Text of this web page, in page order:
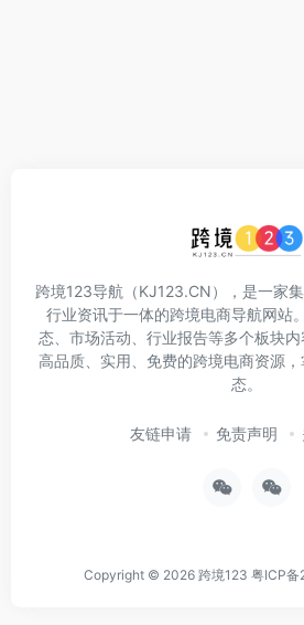
跨境123导航（KJ123.CN），是一家集
行业资讯于一体的跨境电商导航网站
态、市场活动、行业报告等多个板块
高品质、实用、免费的跨境电商资源
态。
友链申请 免责声明
Copyright © 2026 跨境123 粤ICP